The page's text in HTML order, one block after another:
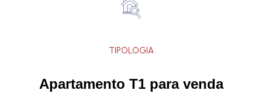
TIPOLOGIA
Apartamento T1 para venda